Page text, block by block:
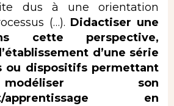
dus à une orientation
(…). Didactiser une
cette perspective,
d’une série
ou dispositifs permettant
son
apprentissage en